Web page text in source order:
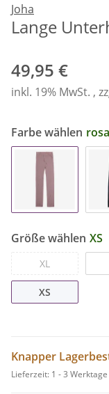
Joha
Lange
49,95 €
inkl. 19% MwSt. ,
Farbe wählen rosa
Größe wählen XS
XL
XS
Knapper
Lieferzeit: 1 - 3 Werktage